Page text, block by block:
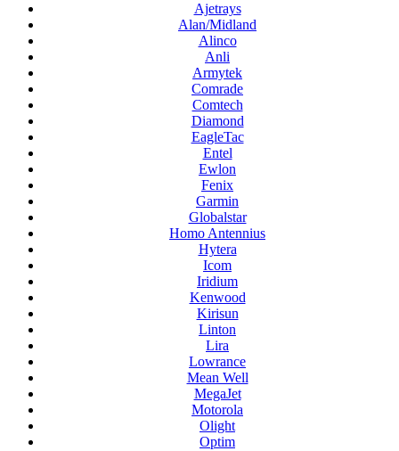
Ajetrays
Alan/Midland
Alinco
Anli
Armytek
Comrade
Comtech
Diamond
EagleTac
Entel
Ewlon
Fenix
Garmin
Globalstar
Homo Antennius
Hytera
Icom
Iridium
Kenwood
Kirisun
Linton
Lira
Lowrance
Mean Well
MegaJet
Motorola
Olight
Optim